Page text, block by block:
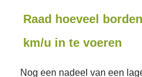
Raad hoeveel
km/u in te voeren
Nog een nadeel van een